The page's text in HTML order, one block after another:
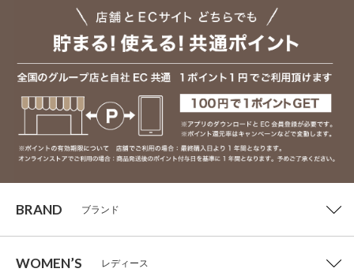
BRAND ブランド
WOMEN’S レディース